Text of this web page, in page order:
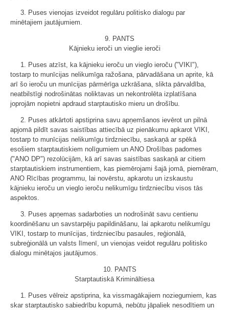
3. Puses vienojas izveidot regulāru politisko dialogu par
minētajiem jautājumiem.
9. PANTS
Kājnieku ieroči un vieglie ieroči
1. Puses atzīst, ka kājnieku ieroču un vieglo ieroču ("VIKI"),
tostarp to munīcijas nelikumīga ražošana, pārvadāšana un aprite, kā
arī šo ieroču un munīcijas pārmērīga uzkrāšana, slikta pārvaldība,
neatbilstīgi nodrošinātas noliktavas un nekontrolēta izplatīšana
joprojām nopietni apdraud starptautisko mieru un drošību.
2. Puses atkārtoti apstiprina savu apņemšanos ievērot un pilnā
apjomā pildīt savas saistības attiecībā uz pienākumu apkarot VIKI,
tostarp to munīcijas nelikumīgu tirdzniecību, saskaņā ar spēkā
esošiem starptautiskiem nolīgumiem un ANO Drošības padomes
("ANO DP") rezolūcijām, kā arī savas saistības saskaņā ar citiem
starptautiskiem instrumentiem, kas piemērojami šajā jomā, piemēram,
ANO Rīcības programmu, lai novērstu, apkarotu un izskaustu
kājnieku ieroču un vieglo ieroču nelikumīgu tirdzniecību visos tās
aspektos.
3. Puses apņemas sadarboties un nodrošināt savu centienu
koordinēšanu un savstarpēju papildināšanu, lai apkarotu nelikumīgu
VIKI, tostarp to munīcijas, tirdzniecību pasaules, reģionālā,
subreģionālā un valsts līmenī, un vienojas veidot regulāru politisko
dialogu minētajos jautājumos.
10. PANTS
Starptautiskā Krimināltiesa
1. Puses vēlreiz apstiprina, ka vissmagākajiem noziegumiem, kas
skar starptautisko sabiedrību kopumā, nebūtu jāpaliek nesodītiem un